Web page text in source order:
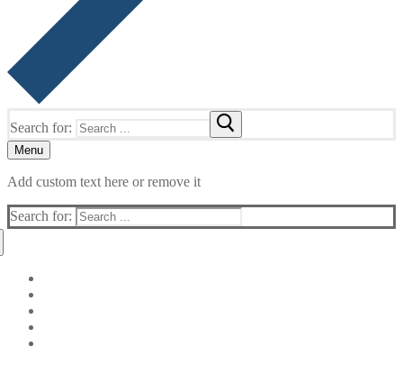
Search for:
Menu
Add custom text here or remove it
Search for: